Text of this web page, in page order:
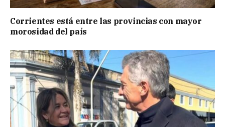
Corrientes está entre las provincias con mayor
morosidad del país